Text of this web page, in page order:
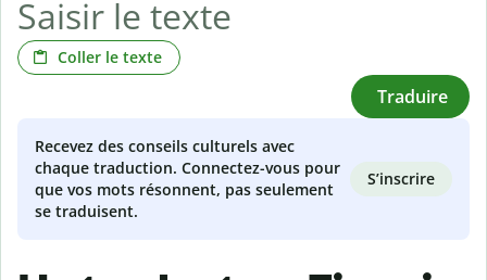
Coller le texte
Traduire
Recevez des conseils culturels avec
chaque traduction. Connectez-vous pour
que vos mots résonnent, pas seulement
se traduisent.
S’inscrire